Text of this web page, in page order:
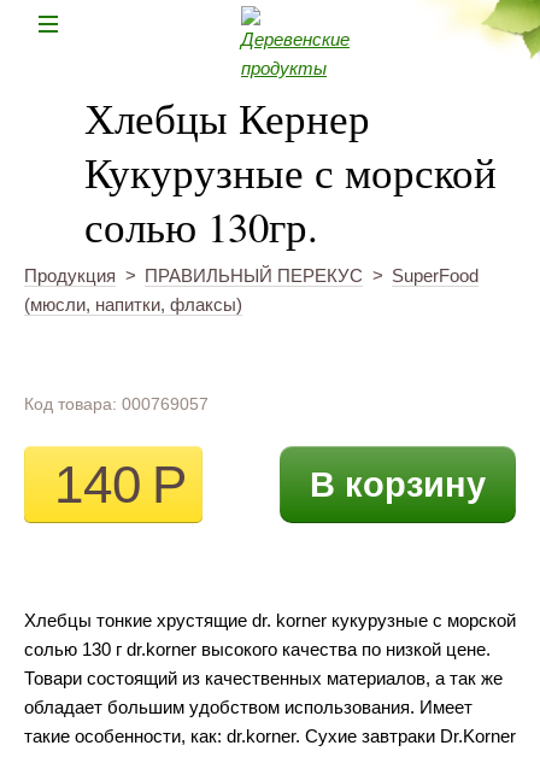
Хлебцы Кернер
Кукурузные с морской
солью 130гр.
Продукция > ПРАВИЛЬНЫЙ ПЕРЕКУС > SuperFood
(мюсли, напитки, флаксы)
Код товара: 000769057
140Р В корзину
Хлебцы тонкие хрустящие dr. korner кукурузные с морской
солью 130 г dr.korner высокого качества по низкой цене.
Товари состоящий из качественных материалов, а так же
обладает большим удобством использования. Имеет
такие особенности, как: dr.korner. Сухие завтраки Dr.Korner